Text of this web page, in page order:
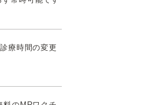
療時間の変更